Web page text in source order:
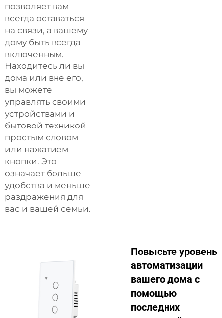
позволяет вам
всегда оставаться
на связи, а вашему
дому быть всегда
включенным.
Находитесь ли вы
дома или вне его,
вы можете
управлять своими
устройствами и
бытовой техникой
простым словом
или нажатием
кнопки. Это
означает больше
удобства и меньше
раздражения для
вас и вашей семьи.
Повысьте уровень
автоматизации
вашего дома с
помощью
последних